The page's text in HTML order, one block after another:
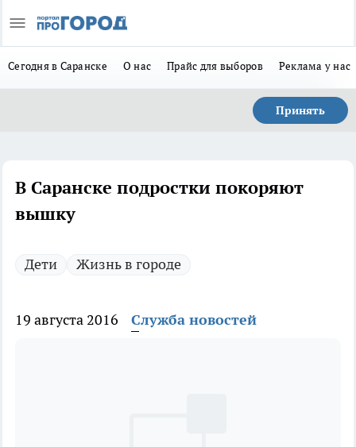
Сегодня в Саранске О нас Прайс для выборов Реклама у нас
Принять
В Саранске подростки покоряют
вышку
Дети Жизнь в городе
19 августа 2016 Служба новостей